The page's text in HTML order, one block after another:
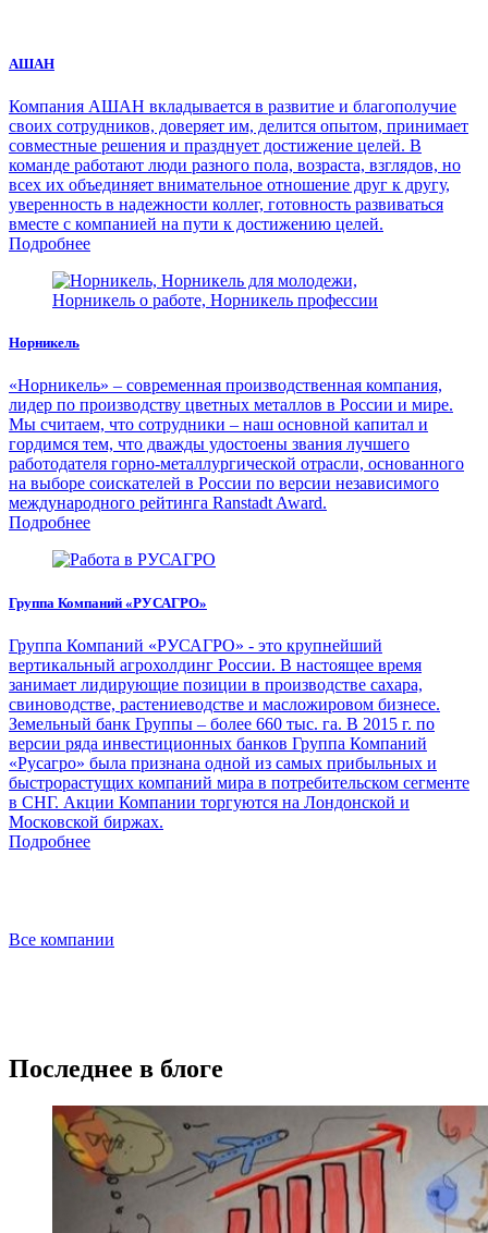
АШАН
Компания АШАН вкладывается в развитие и благополучие
своих сотрудников, доверяет им, делится опытом, принимает
совместные решения и празднует достижение целей. В
команде работают люди разного пола, возраста, взглядов, но
всех их объединяет внимательное отношение друг к другу,
уверенность в надежности коллег, готовность развиваться
вместе с компанией на пути к достижению целей.
Подробнее
Норникель
«Норникель» – современная производственная компания,
лидер по производству цветных металлов в России и мире.
Мы считаем, что сотрудники – наш основной капитал и
гордимся тем, что дважды удостоены звания лучшего
работодателя горно-металлургической отрасли, основанного
на выборе соискателей в России по версии независимого
международного рейтинга Ranstadt Award.
Подробнее
Группа Компаний «РУСАГРО»
Группа Компаний «РУСАГРО» - это крупнейший
вертикальный агрохолдинг России. В настоящее время
занимает лидирующие позиции в производстве сахара,
свиноводстве, растениеводстве и масложировом бизнесе.
Земельный банк Группы – более 660 тыс. га. В 2015 г. по
версии ряда инвестиционных банков Группа Компаний
«Русагро» была признана одной из самых прибыльных и
быстрорастущих компаний мира в потребительском сегменте
в СНГ. Акции Компании торгуются на Лондонской и
Московской биржах.
Подробнее
Все компании
Последнее в блоге